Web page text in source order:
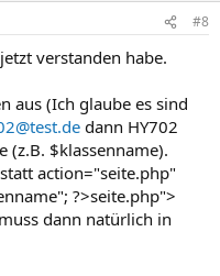
#8
verstanden habe.
aus (Ich glaube es sind
dann HY702
(z.B. $klassenname).
action="seite.php"
?>seite.php">
dann natürlich in